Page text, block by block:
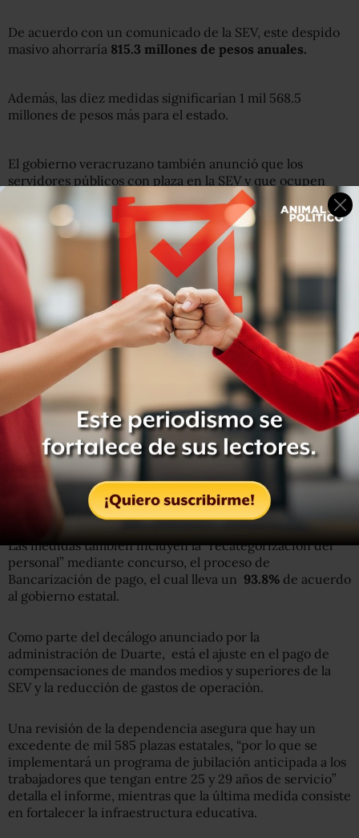
De acuerdo con un comunicado de la SEV, este despido
masivo ahorraría 815.3 millones de pesos anuales.
Además, las diez medidas significarían 1 mil 568.5
millones de pesos más para el estado.
El gobierno veracruzano también anunció que los
servidores públicos con plaza en la SEV y que ocupen
cargos de elección popular o laboren en otra área de
gobierno,
no podrán cobrar en ambas dependencias.Los
trabajadores del sistema educativo que tengan más horas
de lo “legalmente permitido” también serán ajustados a la
norma, según un comunicado.
Las medidas también incluyen la “recategorización del
personal” mediante concurso, el proceso de
Bancarización de pago, el cual lleva un 93.8% de acuerdo
al gobierno estatal.
Como parte del decálogo anunciado por la
administración de Duarte, está el ajuste en el pago de
compensaciones de mandos medios y superiores de la
SEV y la reducción de gastos de operación.
Una revisión de la dependencia asegura que hay un
excedente de mil 585 plazas estatales, “por lo que se
implementará un programa de jubilación anticipada a los
trabajadores que tengan entre 25 y 29 años de servicio”
detalla el informe, mientras que la última medida consiste
en fortalecer la infraestructura educativa.